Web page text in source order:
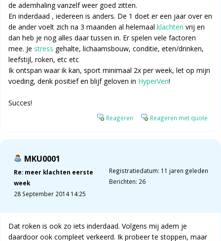
de ademhaling vanzelf weer goed zitten.
En inderdaad , iedereen is anders. De 1 doet er een jaar over en
de ander voelt zich na 3 maanden al helemaal klachten vrij en
dan heb je nog alles daar tussen in. Er spelen vele factoren
mee. Je stress gehalte, lichaamsbouw, conditie, eten/drinken,
leefstijl, roken, etc etc
Ik ontspan waar ik kan, sport minimaal 2x per week, let op mijn
voeding, denk positief en blijf geloven in HyperVen!
Succes!
Reageren Reageren met quote
MKU0001
Re: meer klachten eerste
week
28 September 2014 14:25
Registratiedatum: 11 jaren geleden
Berichten: 26
Dat roken is ook zo iets inderdaad. Volgens mij adem je
daardoor ook compleet verkeerd. Ik probeer te stoppen, maar